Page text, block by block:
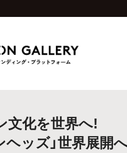
ェクト 終了間近のプロジ
文化を世界へ!
ッズ」世界展開